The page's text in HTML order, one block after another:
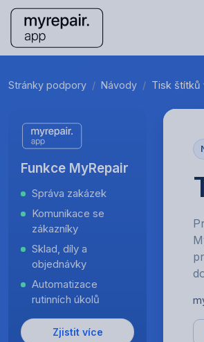
Stránky podpory Návody Tisk štítků
Funkce MyRepair
Správa zakázek
Komunikace se
zákazníky
Sklad, díly a
objednávky
Automatizace
rutinních úkolů
Zjistit více